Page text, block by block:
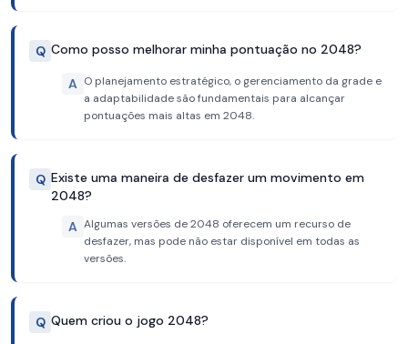
Q Como posso melhorar minha pontuação no 2048?
A O planejamento estratégico, o gerenciamento da grade e
a adaptabilidade são fundamentais para alcançar
pontuações mais altas em 2048.
Q Existe uma maneira de desfazer um movimento em
2048?
A Algumas versões de 2048 oferecem um recurso de
desfazer, mas pode não estar disponível em todas as
versões.
Q Quem criou o jogo 2048?